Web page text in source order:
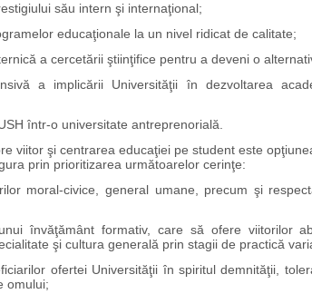
său intern şi internaţional;
educaţionale la un nivel ridicat de calitate;
a cercetării ştiinţifice pentru a deveni o
a implicării Universităţii în dezvoltarea
într-o universitate antreprenorială.
viitor şi centrarea educaţiei pe student este
prin prioritizarea următoarelor cerinţe:
moral-civice, general umane, precum şi
învăţământ formativ, care să ofere viitorilor
şi cultura generală prin stagii de practică
ofertei Universităţii în spiritul demnităţii,
omului;